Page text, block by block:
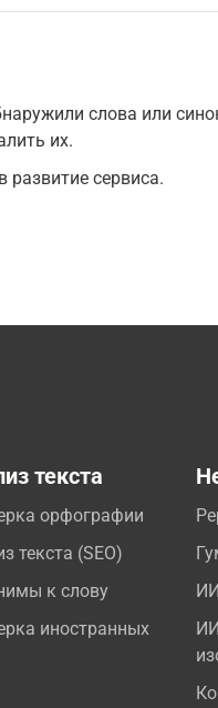
слова или
их.
сервиса.
текста
орфографии
текста (SEO)
к слову
иностранных